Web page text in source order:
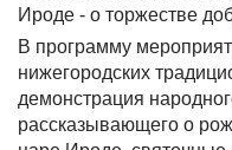
Ироде - о торжестве
В программу
нижегородских
демонстрация
рассказывающего о